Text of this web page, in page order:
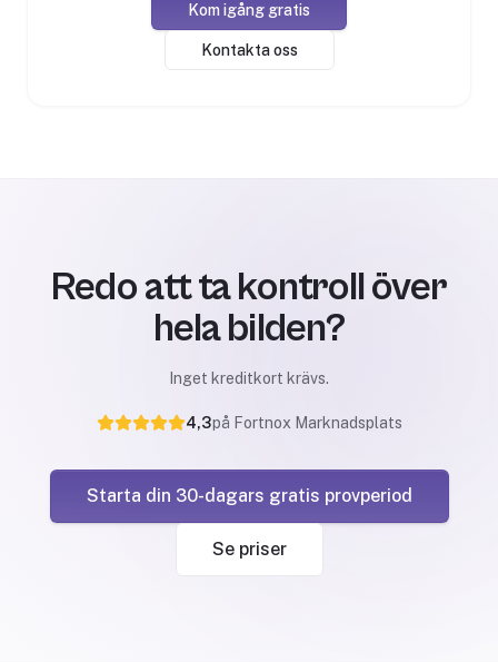
Kom igång gratis
Kontakta oss
Redo att ta kontroll över
hela bilden?
Inget kreditkort krävs.
4,3på Fortnox Marknadsplats
Starta din 30-dagars gratis provperiod
Se priser